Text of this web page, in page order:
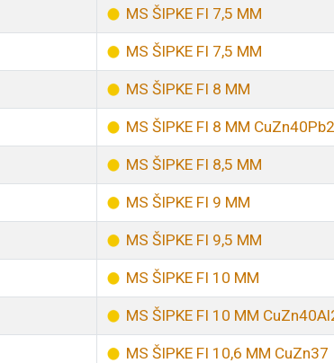
MS ŠIPKE FI 7,5 MM
MS ŠIPKE FI 7,5 MM
MS ŠIPKE FI 8 MM
MS ŠIPKE FI 8 MM CuZn40Pb2
MS ŠIPKE FI 8,5 MM
MS ŠIPKE FI 9 MM
MS ŠIPKE FI 9,5 MM
MS ŠIPKE FI 10 MM
MS ŠIPKE FI 10 MM
MS ŠIPKE FI 10,6 MM CuZn37